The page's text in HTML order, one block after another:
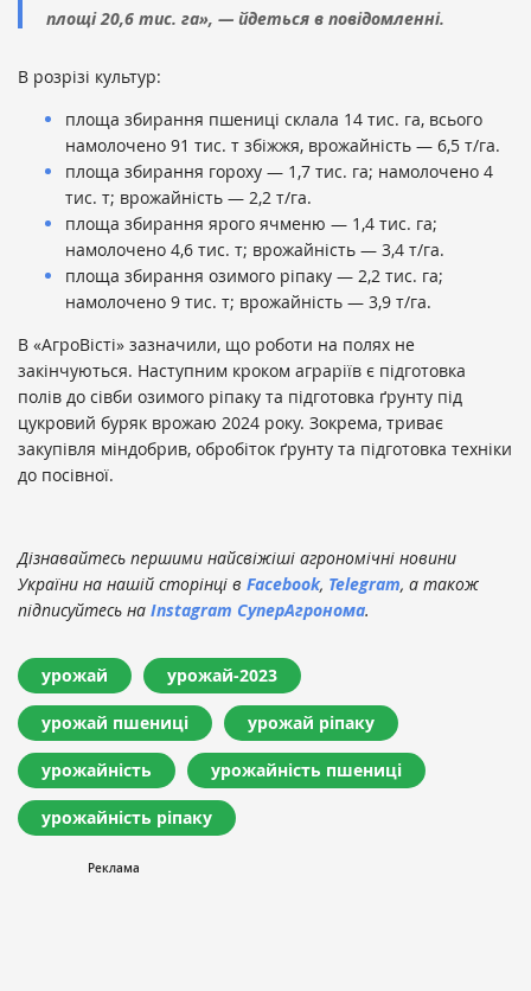
площі 20,6 тис. га», — йдеться в повідомленні.
В розрізі культур:
площа збирання пшениці склала 14 тис. га, всього
намолочено 91 тис. т збіжжя, врожайність — 6,5 т/га.
площа збирання гороху — 1,7 тис. га; намолочено 4
тис. т; врожайність — 2,2 т/га.
площа збирання ярого ячменю — 1,4 тис. га;
намолочено 4,6 тис. т; врожайність — 3,4 т/га.
площа збирання озимого ріпаку — 2,2 тис. га;
намолочено 9 тис. т; врожайність — 3,9 т/га.
В «АгроВісті» зазначили, що роботи на полях не
закінчуються. Наступним кроком аграріїв є підготовка
полів до сівби озимого ріпаку та підготовка ґрунту під
цукровий буряк врожаю 2024 року. Зокрема, триває
закупівля міндобрив, обробіток ґрунту та підготовка техніки
до посівної.
Дізнавайтесь першими найсвіжіші агрономічні новини
України на нашій сторінці в Facebook, Telegram, а також
підписуйтесь на Instagram СуперАгронома.
урожай урожай-2023
урожай пшениці урожай ріпаку
урожайність урожайність пшениці
урожайність ріпаку